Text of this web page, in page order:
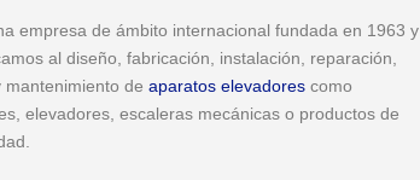
empresa de ámbito internacional fundada en 1963 y
al diseño, fabricación, instalación, reparación,
mantenimiento de aparatos elevadores como
elevadores, escaleras mecánicas o productos de